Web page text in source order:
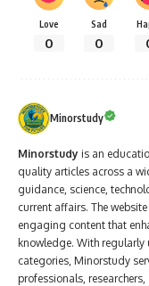
Love
0
Sad
0
Minorstudy
Minorstudy is an
quality articles across a
guidance, science,
current affairs. The
engaging content that
knowledge. With
categories, Minorstudy
professionals,